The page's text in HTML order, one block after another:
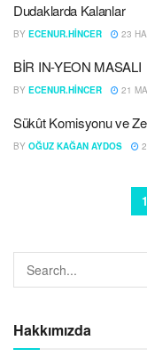
Dudaklarda Kalanlar
BY ECENUR.HINCER 23
BİR IN-YEON MASALI
BY ECENUR.HINCER 21
Sükût Komisyonu ve
BY OĞUZ KAĞAN AYDOS
1
Hakkımızda